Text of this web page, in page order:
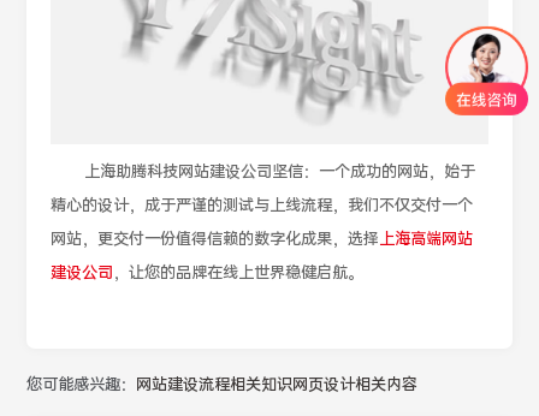
上海助腾科技网站建设公司坚信：一个成功的网站，始于
精心的设计，成于严谨的测试与上线流程，我们不仅交付一个
网站，更交付一份值得信赖的数字化成果，选择上海高端网站
建设公司，让您的品牌在线上世界稳健启航。
您可能感兴趣： 网站建设流程相关知识网页设计相关内容